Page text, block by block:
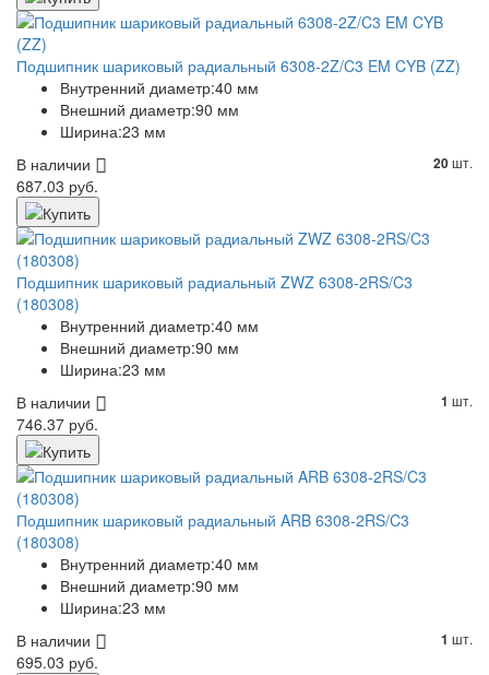
Подшипник шариковый радиальный 6308-2Z/C3 EM CYB (ZZ)
Внутренний диаметр:40 мм
Внешний диаметр:90 мм
Ширина:23 мм
В наличии
20шт.
687.03 руб.
Подшипник шариковый радиальный ZWZ 6308-2RS/C3
(180308)
Внутренний диаметр:40 мм
Внешний диаметр:90 мм
Ширина:23 мм
В наличии
1 шт.
746.37 руб.
Подшипник шариковый радиальный ARB 6308-2RS/C3
(180308)
Внутренний диаметр:40 мм
Внешний диаметр:90 мм
Ширина:23 мм
В наличии
1 шт.
695.03 руб.